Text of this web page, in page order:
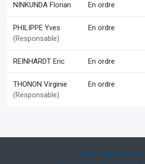
NINKUNDA Florian En ordre
PHILIPPE Yves
(Responsable)
En ordre
REINHARDT Eric En ordre
THONON Virginie
(Responsable)
En ordre
Volley Corpo Namur